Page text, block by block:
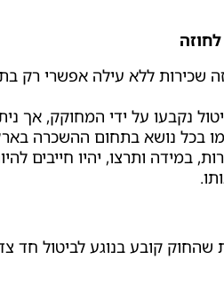
שכירות ללא עילה אפשרי רק
נקבעו על ידי המחוקק, אך
בכל נושא בתחום ההשכרה
במידה ותרצו, יהיו חייבים
שהחוק קובע בנוגע לביטול חד